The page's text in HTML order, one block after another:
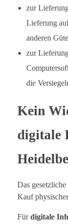
zur
Lieferung
anderen
zur
die
Kein
digitale
Das
Kauf
Fürdigitale